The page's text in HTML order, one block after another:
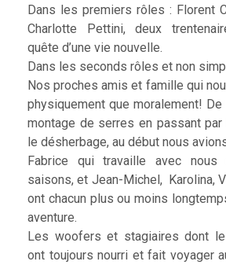
Dans les premiers rôles : Florent
Charlotte Pettini, deux
quête d’une vie nouvelle.
Dans les seconds rôles et non
Nos proches amis et famille qui
physiquement que moralement!
montage de serres en passant
le désherbage, au début nous
Fabrice qui travaille avec nous
saisons, et Jean-Michel, Karolina,
ont chacun plus ou moins
aventure.
Les woofers et stagiaires dont
ont toujours nourri et fait voyager